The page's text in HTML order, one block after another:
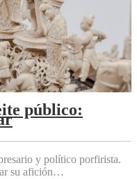
público:
y político porfirista.
su afición…